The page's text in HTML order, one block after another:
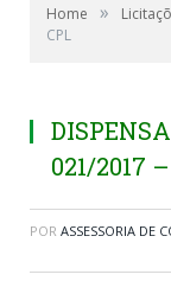
Home »
CPL
021/2017
POR ASSESSORIA DE